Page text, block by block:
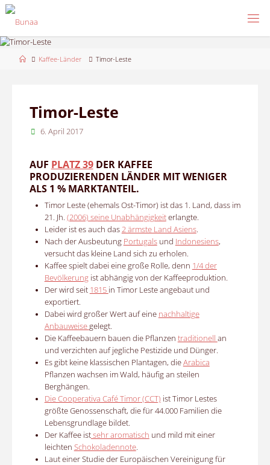
Skip
to
HomeKaffee-Länder Timor-Leste
Timor-Leste
6. April 2017
AUF PLATZ 39DER KAFFEE
PRODUZIERENDEN LÄNDER MIT WENIGER
ALS 1 % MARKTANTEIL.
Timor Leste (ehemals Ost-Timor) ist das 1. Land, dass im
21. Jh. (2006) seine Unabhängigkeiterlangte.
Leider ist es auch das2 ärmste Land Asiens.
Nach der Ausbeutung Portugalsund Indonesiens,
versucht das kleine Land sich zu erholen.
Kaffee spielt dabei eine große Rolle, denn 1/4 der
Bevölkerungist abhängig von der Kaffeeproduktion.
Der wird seit 1815 in Timor Leste angebaut und
exportiert.
Dabei wird großer Wert auf eine nachhaltige
Anbauweisegelegt.
Die Kaffeebauern bauen die Pflanzen traditionell an
und verzichten auf jegliche Pestizide und Dünger.
Es gibt keine klassischen Plantagen, dieArabica
Pflanzen wachsen im Wald, häufig an steilen
Berghängen.
Die Cooperativa Café Timor(CCT) ist Timor Lestes
größte Genossenschaft, die für 44.000 Familien die
Lebensgrundlage bildet.
Der Kaffee istsehr aromatisch und mild mit einer
leichten Schokoladennote.
Laut einer Studie der Europäischen Vereinigung für